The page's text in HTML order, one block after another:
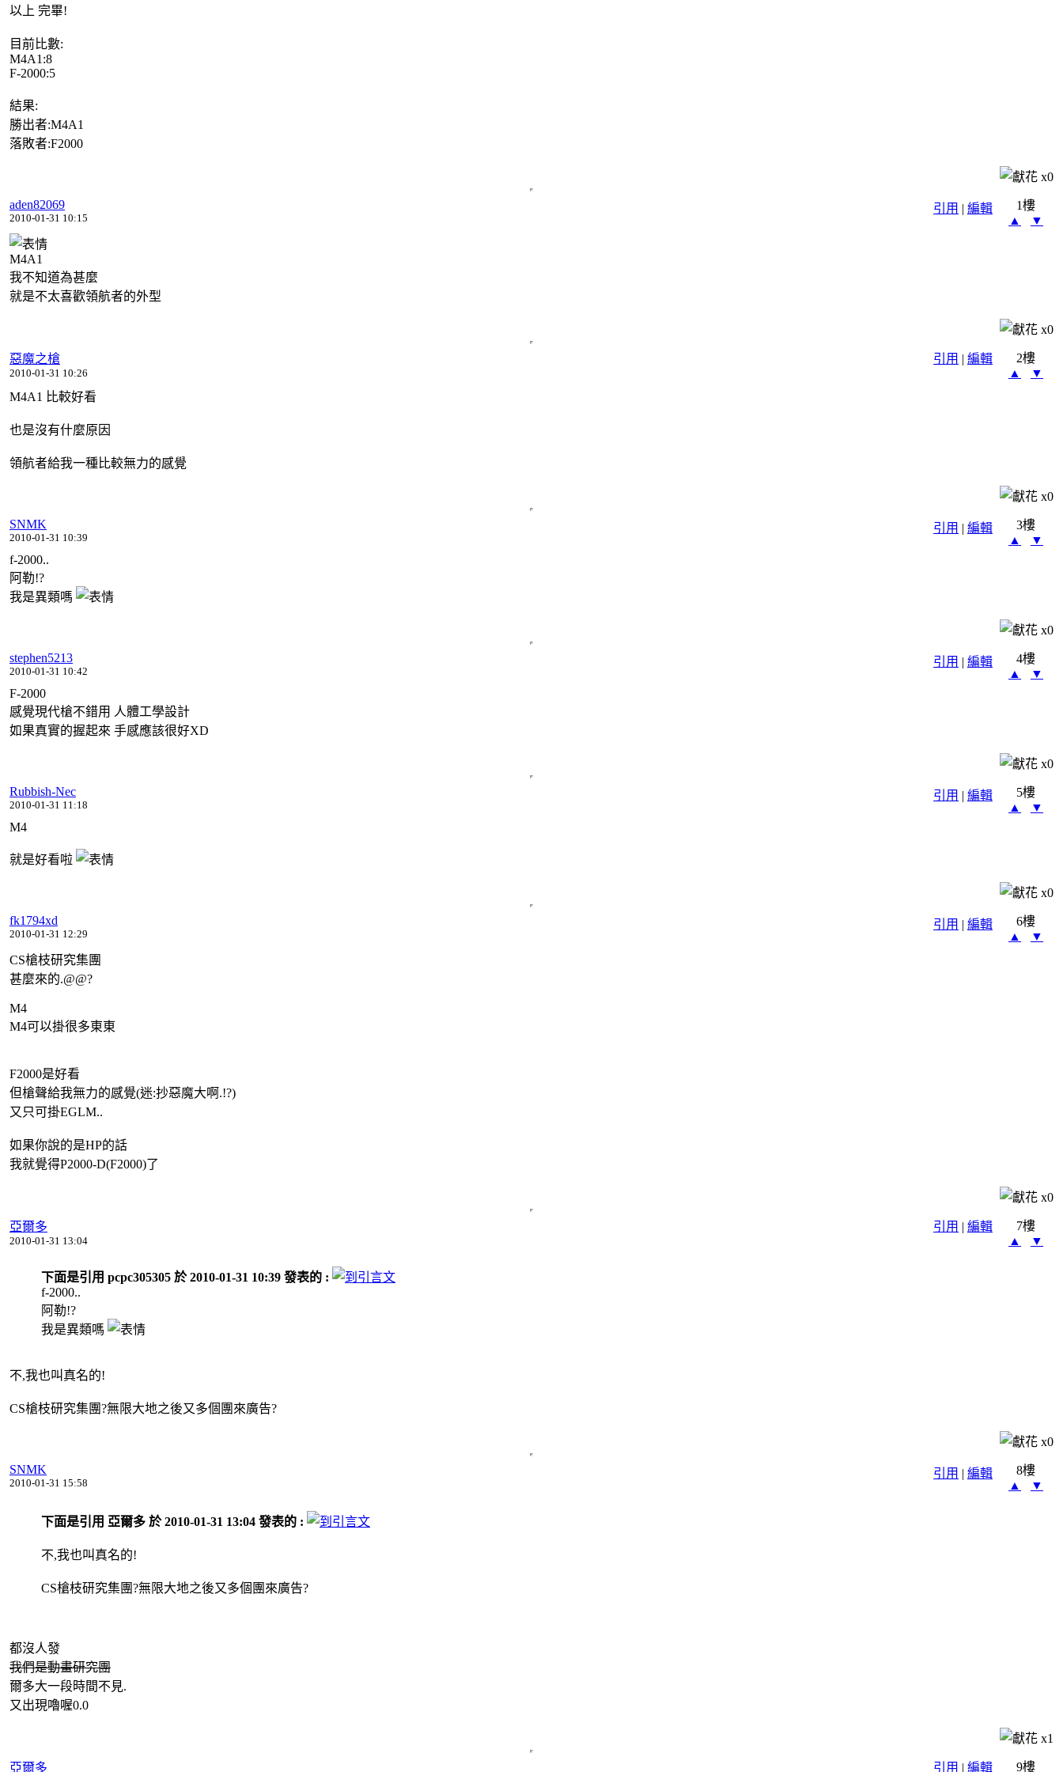
以上 完畢!
目前比數:
M4A1:8
F-2000:5
結果:
勝出者:M4A1
落敗者:F2000
x0
引用 | 編輯
aden82069
2010-01-31 10:15
1樓
▲
▼
M4A1
我不知道為甚麼
就是不太喜歡領航者的外型
x0
引用 | 編輯
惡魔之槍
2010-01-31 10:26
2樓
▲
▼
M4A1 比較好看
也是沒有什麼原因
領航者給我一種比較無力的感覺
x0
引用 | 編輯
SNMK
2010-01-31 10:39
3樓
▲
▼
f-2000..
阿勒!?
我是異類嗎
x0
引用 | 編輯
stephen5213
2010-01-31 10:42
4樓
▲
▼
F-2000
感覺現代槍不錯用 人體工學設計
如果真實的握起來 手感應該很好XD
x0
引用 | 編輯
Rubbish-Nec
2010-01-31 11:18
5樓
▲
▼
M4
就是好看啦
x0
引用 | 編輯
fk1794xd
2010-01-31 12:29
6樓
▲
▼
CS槍枝研究集團
甚麼來的.@@?
M4
M4可以掛很多東東
F2000是好看
但槍聲給我無力的感覺(迷:抄惡魔大啊.!?)
又只可掛EGLM..
如果你說的是HP的話
我就覺得P2000-D(F2000)了
x0
引用 | 編輯
亞爾多
2010-01-31 13:04
7樓
▲
▼
下面是引用 pcpc305305 於 2010-01-31 10:39 發表的 :
f-2000..
阿勒!?
我是異類嗎
不,我也叫真名的!
CS槍枝研究集團?無限大地之後又多個團來廣告?
x0
引用 | 編輯
SNMK
2010-01-31 15:58
8樓
▲
▼
下面是引用 亞爾多 於 2010-01-31 13:04 發表的 :
不,我也叫真名的!
CS槍枝研究集團?無限大地之後又多個團來廣告?
都沒人發
我們是動畫研究團
爾多大一段時間不見.
又出現嚕喔0.0
x1
引用 | 編輯
亞爾多
9樓